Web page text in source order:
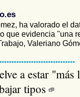
ha valorado el
que evidencia "una
Valeriano
a estar "más
tipos